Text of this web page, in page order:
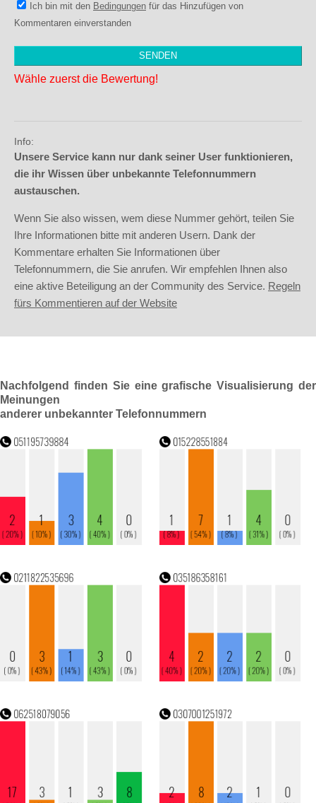
Ich bin mit den Bedingungen für das Hinzufügen von
Kommentaren einverstanden
Wähle zuerst die Bewertung!
Info:
Unsere Service kann nur dank seiner User funktionieren,
die ihr Wissen über unbekannte Telefonnummern
austauschen.
Wenn Sie also wissen, wem diese Nummer gehört, teilen Sie
Ihre Informationen bitte mit anderen Usern. Dank der
Kommentare erhalten Sie Informationen über
Telefonnummern, die Sie anrufen. Wir empfehlen Ihnen also
eine aktive Beteiligung an der Community des Service. Regeln
fürs Kommentieren auf der Website
Nachfolgend finden Sie eine grafische Visualisierung der
Meinungen
anderer unbekannter Telefonnummern